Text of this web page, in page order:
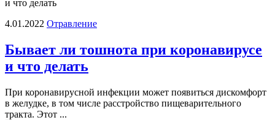
4.01.2022 Отравление
Бывает ли тошнота при коронавирусе
и что делать
При коронавирусной инфекции может появиться дискомфорт
в желудке, в том числе расстройство пищеварительного
тракта. Этот ...